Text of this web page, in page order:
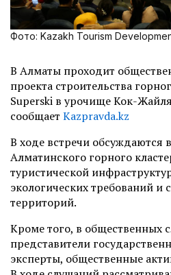
Фото: Kazakh Tourism
В Алматы проходит
проекта строительства
Superski в урочище Кок-
сообщает Kazpravda.kz
В ходе встречи обсуждаются
Алматинского горного
туристической
экологических требований
территорий.
Кроме того, в общественных
представители
эксперты, общественные